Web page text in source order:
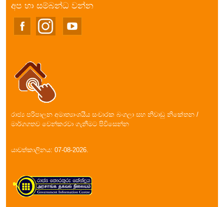
අප හා සම්බන්ධ වන්න
රාජ්‍ය පරිපාලන අමාත්‍යාංශයීය සංචාරක බංගලා සහ නිවාඩු නිකේතන /
මාර්ගගතව වෙන්කරවා ගැනීමට පිවිසෙන්න
යාවත්කාලිනය: 07-08-2026.